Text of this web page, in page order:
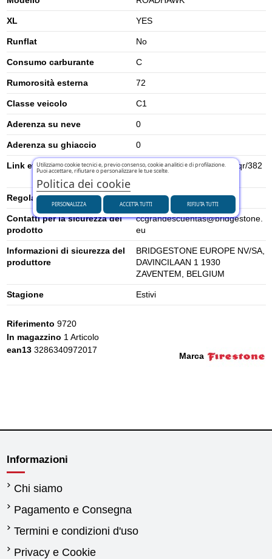
XL YES
Runflat No
Consumo carburante C
Rumorosità esterna 72
Classe veicolo C1
Aderenza su neve 0
Aderenza su ghiaccio 0
Link etichetta energetica UE
https://eprel.ec.europa.eu/qr/382
Regolamento UE (2020/740) 2020/740
Contatti per la sicurezza del
prodotto
ccgrandescuentas@bridgestone.
eu
Informazioni di sicurezza del
produttore
BRIDGESTONE EUROPE NV/SA,
DAVINCILAAN 1 1930
ZAVENTEM, BELGIUM
Stagione Estivi
Marca
Riferimento 9720
In magazzino 1 Articolo
ean13 3286340972017
Informazioni
Chi siamo
Pagamento e Consegna
Termini e condizioni d'uso
Privacy e Cookie
Utilizziamo cookie tecnici e, previo consenso, cookie analitici e di profilazione.
Puoi accettare, rifiutare o personalizzare le tue scelte.
Politica dei cookie
PERSONALIZZA RIFIUTA TUTTI
ACCETTA TUTTI